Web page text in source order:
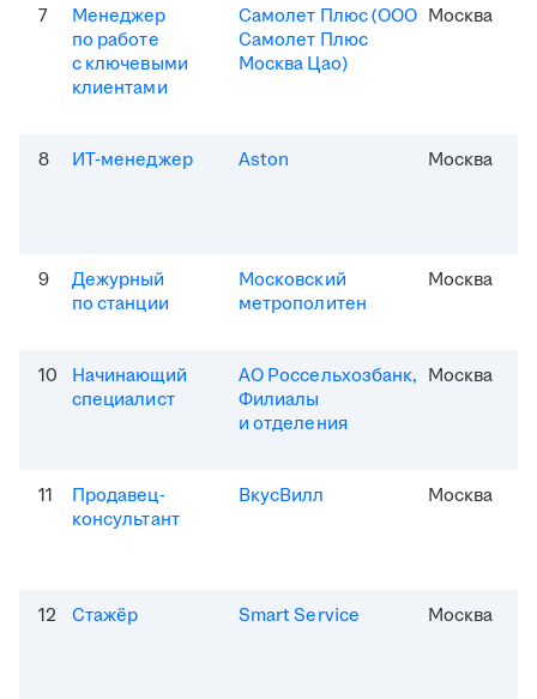
7
Менеджер
по работе
с ключевыми
клиентами
Самолет Плюс (ООО
Самолет Плюс
Москва Цао)
Москва
8 ИТ-менеджер Aston Москва
9
Дежурный
по станции
Московский
метрополитен
Москва
10
Начинающий
специалист
АО Россельхозбанк,
Филиалы
и отделения
Москва
11
Продавец-
консультант
ВкусВилл Москва
12 Стажёр Smart Service Москва